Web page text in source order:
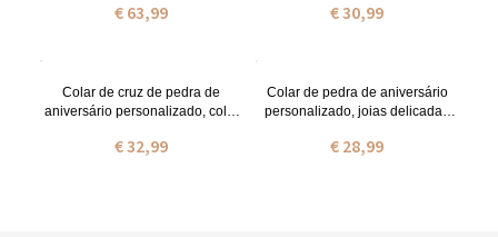
acessórios femininos
€ 63,99
de nascimento, presente para
€ 30,99
Colar de cruz de pedra de
aniversário personalizado, colar
mulheres, joias de pedra de
€ 32,99
Colar de pedra de aniversário
personalizado, joias delicadas
aniversário/aniversário/dia das
€ 28,99